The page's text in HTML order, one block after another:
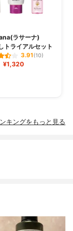
ラサーナ)
トライアルセット
3.91(10)
¥1,320
キングをもっと見る